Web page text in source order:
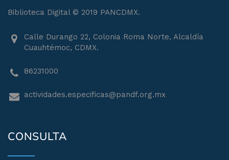
Biblioteca Digital © 2019 PANCDMX.
Calle Durango 22, Colonia Roma Norte, Alcaldía
Cuauhtémoc, CDMX.
86231000
actividades.especificas@pandf.org.mx
CONSULTA